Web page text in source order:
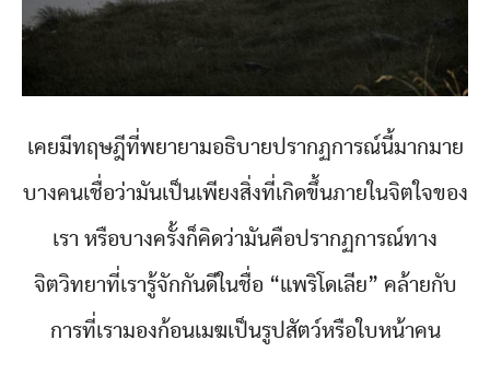
เคยมีทฤษฎีที่พยายามอธิบายปรากฏการณ์นี้มากมาย
บางคนเชื่อว่ามันเป็นเพียงสิ่งที่เกิดขึ้นภายในจิตใจของ
เรา หรือบางครั้งก็คิดว่ามันคือปรากฏการณ์ทาง
จิตวิทยาที่เรารู้จักกันดีในชื่อ “แพริโดเลีย” คล้ายกับ
การที่เรามองก้อนเมฆเป็นรูปสัตว์หรือใบหน้าคน